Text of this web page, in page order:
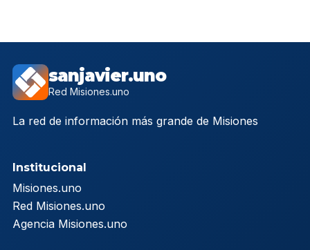
sanjavier.uno
Red Misiones.uno
La red de información más grande de Misiones
Institucional
Misiones.uno
Red Misiones.uno
Agencia Misiones.uno